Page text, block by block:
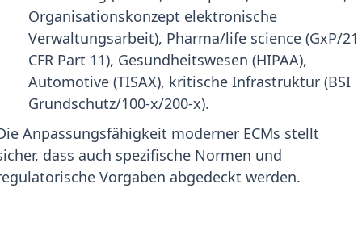
Organisationskonzept elektronische
Verwaltungsarbeit), Pharma/life science (GxP/21
CFR Part 11), Gesundheitswesen (HIPAA),
Automotive (TISAX), kritische Infrastruktur (BSI
Grundschutz/100-x/200-x).
Anpassungsfähigkeit moderner ECMs stellt
dass auch spezifische Normen und
Vorgaben abgedeckt werden.